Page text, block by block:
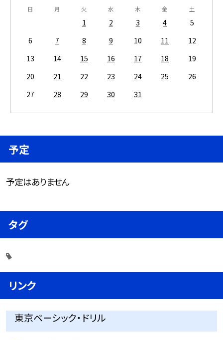
日 月 火 水 木 金 土
1 2 3 4
5
6
7 8 9 10 11
12
13
14 15 16 17 18
19
20
21 22 23 24 25
26
27
28 29 30 31
予定
予定はありません
タグ
リンク
東京ベーシック・ドリル